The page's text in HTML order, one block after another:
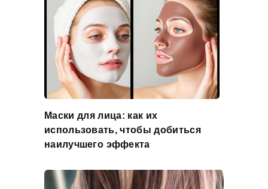
Маски для лица: как их
использовать, чтобы добиться
наилучшего эффекта